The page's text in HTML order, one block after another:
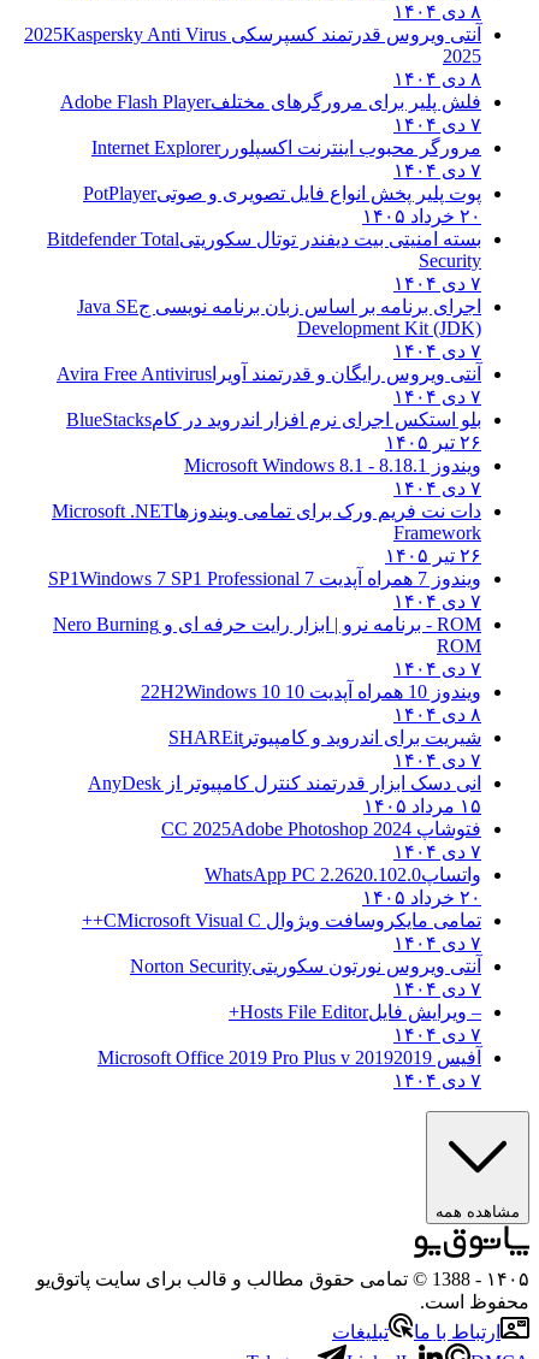
آنتی ویروس قدرتمند کسپرسکی 2025Kaspersky Anti Virus
فلش پلیر برای مرورگرهای مختلفAdobe Flash Player
مرورگر محبوب اینترنت اکسپلوررInternet Explorer
پوت پلیر پخش انواع فایل تصویری و صوتیPotPlayer
بسته امنیتی بیت دیفندر توتال سکوریتیBitdefender Total
Security
اجرای برنامه بر اساس زبان برنامه نویسی جJava SE
Development Kit (JDK)
آنتی ویروس رایگان و قدرتمند آویراAvira Free Antivirus
بلو استکس اجرای نرم افزار اندروید در کامBlueStacks
ویندوز 8.18.1 - Microsoft Windows 8.1
دات نت فریم ورک برای تمامی ویندوزهاMicrosoft .NET
Framework
ویندوز 7 همراه آپدیت 7 SP1
Windows 7 SP1 Professional
ROM - برنامه نرو | ابزار رایت حرفه ای و
Nero Burning
ROM
ویندوز 10 همراه آپدیت 10 22H2
Windows 10
شیریت برای اندروید و کامپیوترSHAREit
انی دسک ابزار قدرتمند کنترل کامپیوتر ازAnyDesk
فتوشاپ CC 2025Adobe Photoshop 2024
واتساپWhatsApp PC 2.2620.102.0
تمامی مایکروسافت ویژوال CMicrosoft Visual C++
آنتی ویروس نورتون سکوریتیNorton Security
– ویرایش فایلHosts File Editor+
آفیس 20192019 Microsoft Office 2019 Pro Plus v
همه
- 1388 © تمامی حقوق مطالب و قالب برای سایت پاتوق‌یو
است.
با ما
تبلیغات